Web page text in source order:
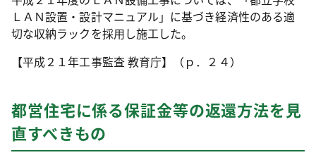
ＬＡＮ設置・設計マニュアル」に基づき経済性のある適
切な収納ラックを採用し施工した。
【平成２１年工事監査 教育庁】（ｐ．２４）
都営住宅に係る保証金等の返還方法を見
直すべきもの